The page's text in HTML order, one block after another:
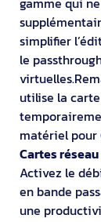
simplifier
le
utilise la
matériel pour
Cartes réseau
Activez le
en bande
une